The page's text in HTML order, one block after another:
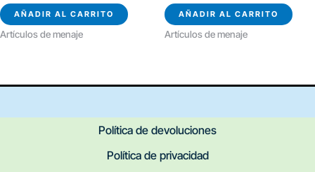
AÑADIR AL CARRITO
Artículos de menaje
AÑADIR AL CARRITO
Artículos de menaje
Política de devoluciones
Política de privacidad